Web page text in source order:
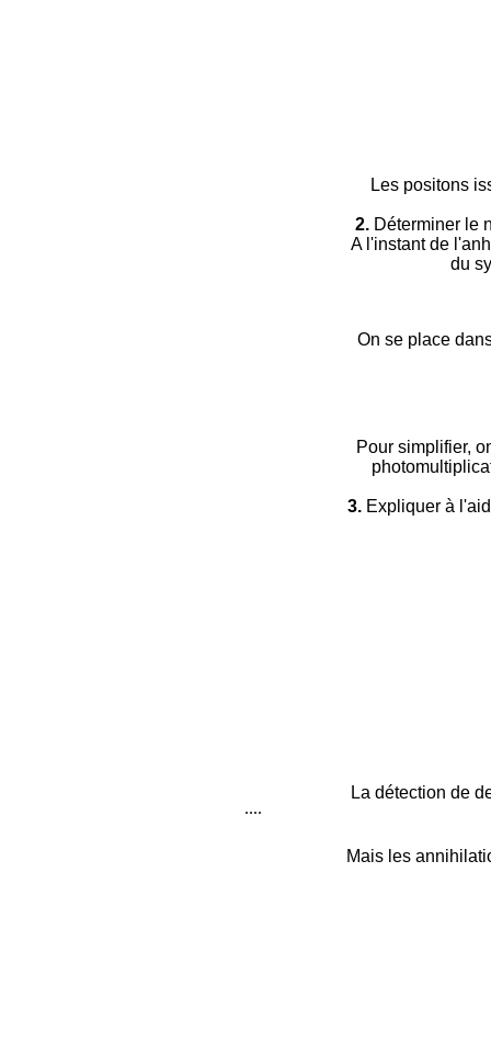
....
Les positons
2. Déterminer le
A l'instant de
du
On se place
Pour simplifier,
3.Expliquer à
La détection de
Mais les